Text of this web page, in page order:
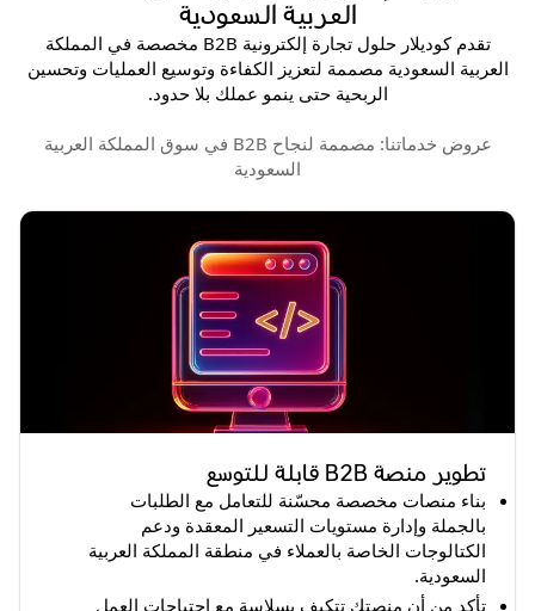
العربية السعودية
تقدم كوديلار حلول تجارة إلكترونية B2B مخصصة في المملكة
العربية السعودية مصممة لتعزيز الكفاءة وتوسيع العمليات وتحسين
الربحية حتى ينمو عملك بلا حدود.
عروض خدماتنا: مصممة لنجاح B2B في سوق المملكة العربية
السعودية
تطوير منصة B2B قابلة للتوسع
بناء منصات مخصصة محسّنة للتعامل مع الطلبات
بالجملة وإدارة مستويات التسعير المعقدة ودعم
الكتالوجات الخاصة بالعملاء في منطقة المملكة العربية
السعودية.
تأكد من أن منصتك تتكيف بسلاسة مع احتياجات العمل